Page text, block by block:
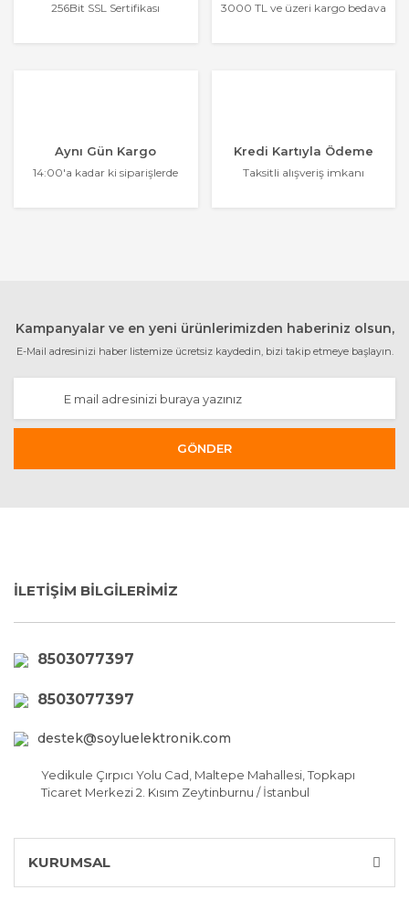
256Bit SSL Sertifikası 3000 TL ve üzeri kargo bedava
Aynı Gün Kargo
14:00'a kadar ki siparişlerde
Kredi Kartıyla Ödeme
Taksitli alışveriş imkanı
Kampanyalar ve en yeni ürünlerimizden haberiniz olsun,
E-Mail adresinizi haber listemize ücretsiz kaydedin, bizi takip etmeye başlayın.
GÖNDER
İLETİŞİM BİLGİLERİMİZ
8503077397
8503077397
destek@soyluelektronik.com
Yedikule Çırpıcı Yolu Cad, Maltepe Mahallesi, Topkapı
Ticaret Merkezi 2. Kısım Zeytinburnu / İstanbul
KURUMSAL